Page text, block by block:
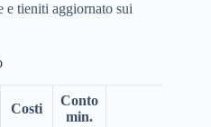
e tieniti aggiornato sui
Costi
Conto
min.